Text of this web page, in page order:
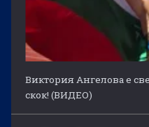
Виктория Ангелова е
скок! (ВИДЕО)